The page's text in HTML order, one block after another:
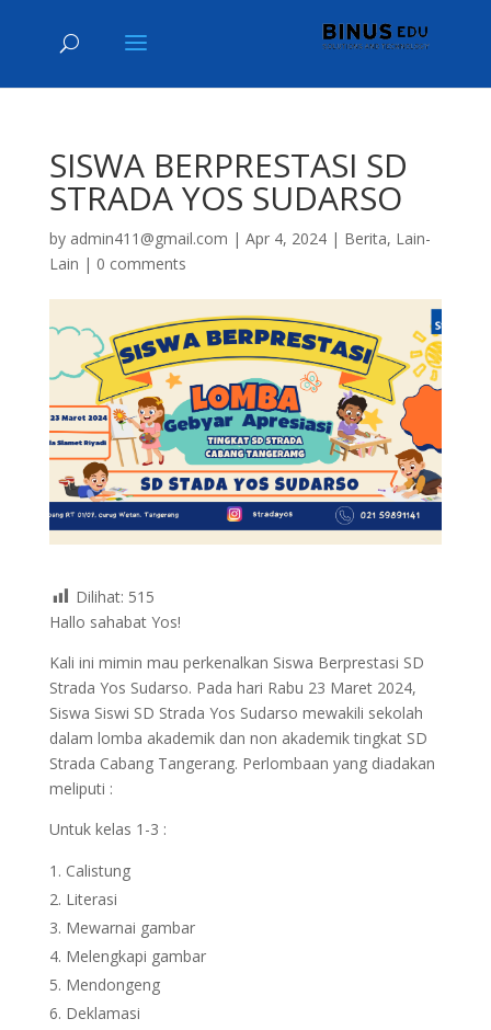
SISWA BERPRESTASI SD
STRADA YOS SUDARSO
by admin411@gmail.com | Apr 4, 2024| Berita, Lain-
Lain | 0 comments
Dilihat: 515
Hallo sahabat Yos!
Kali ini mimin mau perkenalkan Siswa Berprestasi SD
Strada Yos Sudarso. Pada hari Rabu 23 Maret 2024,
Siswa Siswi SD Strada Yos Sudarso mewakili sekolah
dalam lomba akademik dan non akademik tingkat SD
Strada Cabang Tangerang. Perlombaan yang diadakan
meliputi :
Untuk kelas 1-3 :
Calistung
Literasi
Mewarnai gambar
Melengkapi gambar
Mendongeng
Deklamasi